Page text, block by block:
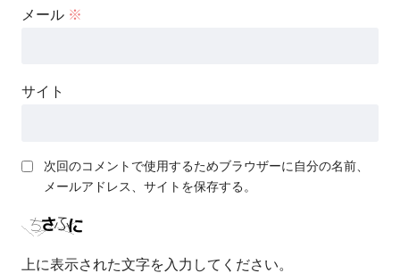
メール ※
サイト
次回のコメントで使用するためブラウザーに自分の名前、
メールアドレス、サイトを保存する。
上に表示された文字を入力してください。